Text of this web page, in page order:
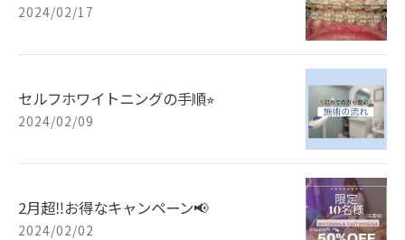
2024/02/17
セルフホワイトニングの手順⭐︎
2024/02/09
2月超‼️お得なキャンペーン📢
2024/02/02